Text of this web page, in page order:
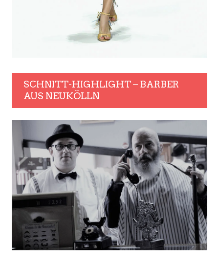
SCHNITT-HIGHLIGHT – BARBER
AUS NEUKÖLLN